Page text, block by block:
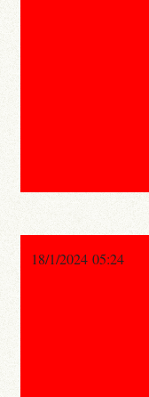
18/1/2024 05:24